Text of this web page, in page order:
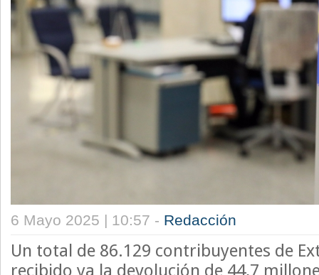
6 Mayo 2025 | 10:57 - Redacción
Un total de 86.129 contribuyentes de
recibido ya la devolución de 44,7